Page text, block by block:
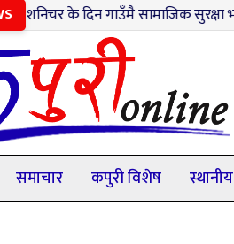
गाउँमै सामाजिक सुरक्षा भत्ता नवीकरण
समाचार कपुरी विशेष स्थानीय